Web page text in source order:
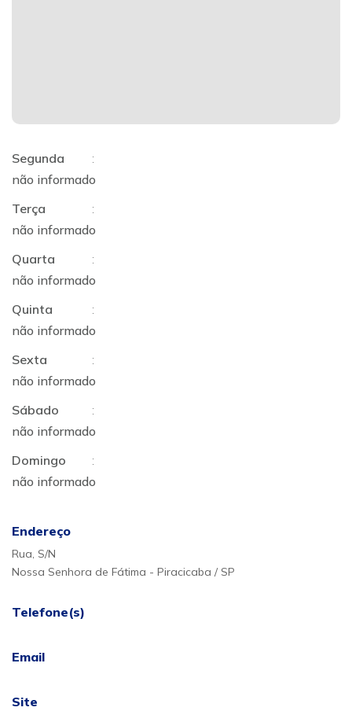
Segunda
:
não informado
Terça
:
não informado
Quarta
:
não informado
Quinta
:
não informado
Sexta
:
não informado
Sábado
:
não informado
Domingo
:
não informado
Endereço
Rua, S/N
Nossa Senhora de Fátima - Piracicaba / SP
Telefone(s)
Email
Site